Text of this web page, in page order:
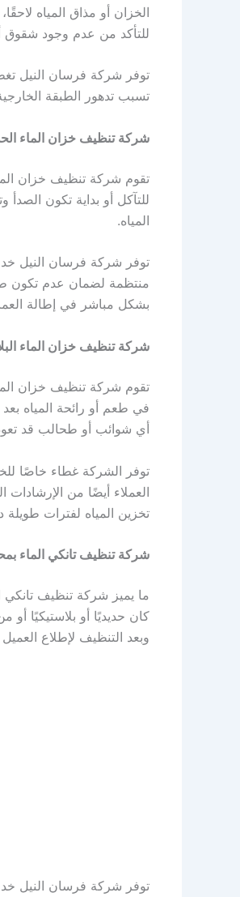
الخزان أو مذاق المياه
للتأكد من عدم وجود شقوق
توفر شركة فرسان النيل
تسبب تدهور الطبقة
شركة تنظيف خزان الماء
تقوم شركة تنظيف خزان
للتآكل أو بداية تكون
المياه.
توفر شركة فرسان النيل
منتظمة لضمان عدم تكون
بشكل مباشر في إطالة
شركة تنظيف خزان الماء
تقوم شركة تنظيف خزان
في طعم أو رائحة المياه
أي شوائب أو طحالب قد
توفر الشركة غطاء خاصًا
العملاء أيضًا من
تخزين المياه لفترات طويلة
شركة تنظيف تانكي الماء
ما يميز شركة تنظيف تانكي
كان حديديًا أو بلاستيكيًا
وبعد التنظيف لإطلاع
توفر شركة فرسان النيل